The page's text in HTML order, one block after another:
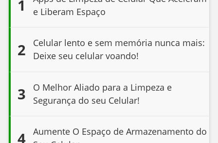
1
e Liberam Espaço
2
Celular lento e sem memória nunca mais:
Deixe seu celular voando!
3
O Melhor Aliado para a Limpeza e
Segurança do seu Celular!
4
Aumente O Espaço de Armazenamento do